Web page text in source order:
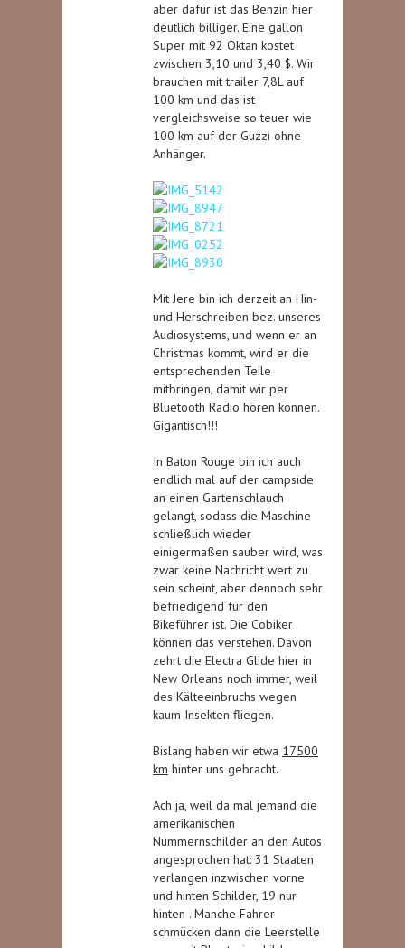
aber dafür ist das Benzin hier
deutlich billiger. Eine gallon
Super mit 92 Oktan kostet
zwischen 3,10 und 3,40 $. Wir
brauchen mit trailer 7,8L auf
100 km und das ist
vergleichsweise so teuer wie
100 km auf der Guzzi ohne
Anhänger.
Mit Jere bin ich derzeit an Hin-
und Herschreiben bez. unseres
Audiosystems, und wenn er an
Christmas kommt, wird er die
entsprechenden Teile
mitbringen, damit wir per
Bluetooth Radio hören können.
Gigantisch!!!
In Baton Rouge bin ich auch
endlich mal auf der campside
an einen Gartenschlauch
gelangt, sodass die Maschine
schließlich wieder
einigermaßen sauber wird, was
zwar keine Nachricht wert zu
sein scheint, aber dennoch sehr
befriedigend für den
Bikeführer ist. Die Cobiker
können das verstehen. Davon
zehrt die Electra Glide hier in
New Orleans noch immer, weil
des Kälteeinbruchs wegen
kaum Insekten fliegen.
Bislang haben wir etwa 17500
km hinter uns gebracht.
Ach ja, weil da mal jemand die
amerikanischen
Nummernschilder an den Autos
angesprochen hat: 31 Staaten
verlangen inzwischen vorne
und hinten Schilder, 19 nur
hinten . Manche Fahrer
schmücken dann die Leerstelle